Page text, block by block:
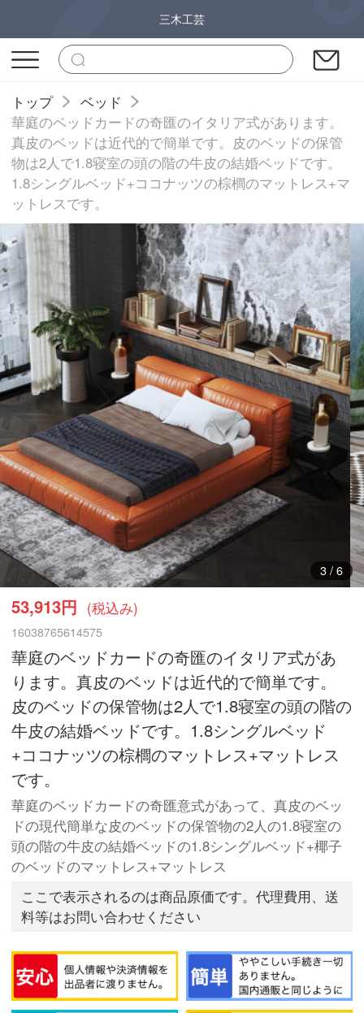
三木工芸
トップ
ベッド
華庭のベッドカードの奇匯のイタリア式があります。
真皮のベッドは近代的で簡単です。皮のベッドの保管
物は2人で1.8寝室の頭の階の牛皮の結婚ベッドです。
1.8シングルベッド+ココナッツの棕櫚のマットレス+マ
ットレスです。
3/ 6
53,913円 (税込み)
16038765614575
華庭のベッドカードの奇匯のイタリア式があ
ります。真皮のベッドは近代的で簡単です。
皮のベッドの保管物は2人で1.8寝室の頭の階の
牛皮の結婚ベッドです。1.8シングルベッド
+ココナッツの棕櫚のマットレス+マットレス
です。
華庭のベッドカードの奇匯意式があって、真皮のベッ
ドの現代簡単な皮のベッドの保管物の2人の1.8寝室の
頭の階の牛皮の結婚ベッドの1.8シングルベッド+椰子
のベッドのマットレス+マットレス
ここで表示されるのは商品原価です。代理費用、送
料等はお問い合わせください